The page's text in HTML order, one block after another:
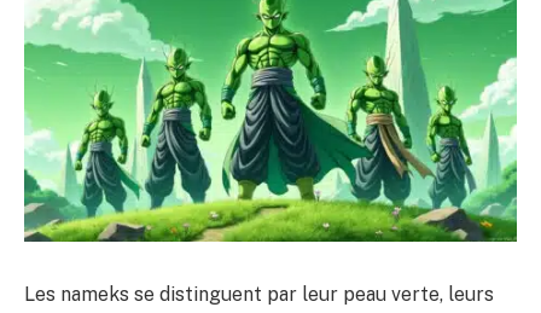
Les nameks se distinguent par leur peau verte, leurs